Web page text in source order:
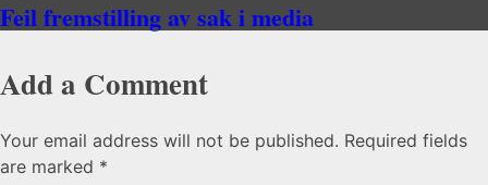
Feil fremstilling av sak i media
Add a Comment
Your email address will not be published. Required fields
are marked *